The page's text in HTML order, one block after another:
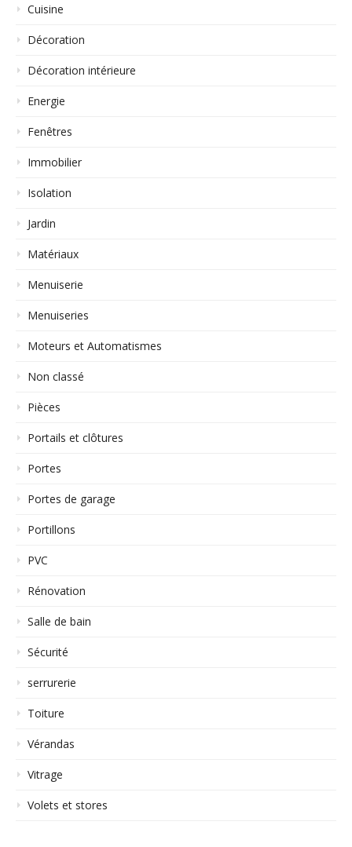
Cuisine
Décoration
Décoration intérieure
Energie
Fenêtres
Immobilier
Isolation
Jardin
Matériaux
Menuiserie
Menuiseries
Moteurs et Automatismes
Non classé
Pièces
Portails et clôtures
Portes
Portes de garage
Portillons
PVC
Rénovation
Salle de bain
Sécurité
serrurerie
Toiture
Vérandas
Vitrage
Volets et stores